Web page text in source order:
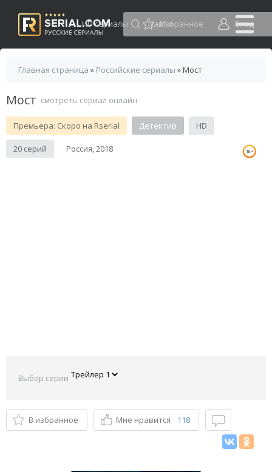
HD сериалы Избранное Вход
Главная страница » Российские сериалы » Мост
Мост смотреть сериал онлайн
Премьера: Скоро на Rserial Детектив HD
20 серий Россия, 2018
Выбор серии
В избранное Мне нравится 118